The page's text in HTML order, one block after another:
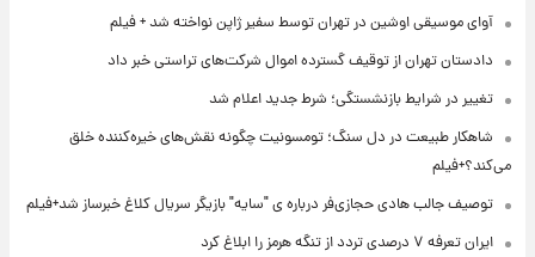
آوای موسیقی اوشین در تهران توسط سفیر ژاپن نواخته شد + فیلم
دادستان تهران از توقیف گسترده اموال شرکت‌های تراستی خبر داد
تغییر در شرایط بازنشستگی؛ شرط جدید اعلام شد
شاهکار طبیعت در دل سنگ؛ تومسونیت چگونه نقش‌های خیره‌کننده خلق
می‌کند؟+فیلم
توصیف جالب هادی حجازی‌فر درباره ی "سایه" بازیگر سریال کلاغ خبرساز شد+فیلم
ایران تعرفه ۷ درصدی تردد از تنگه هرمز را ابلاغ کرد